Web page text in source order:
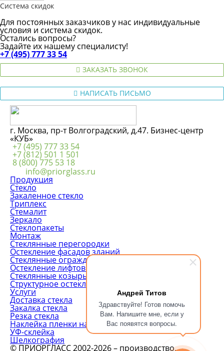
Андрей Титов
Здравствуйте! Готов помочь
Вам. Напишите мне, если у
Вас появятся вопросы.
Система скидок
Для постоянных заказчиков у нас индивидуальные
условия и система скидок.
Остались вопросы?
Задайте их нашему специалисту!
+7 (495) 777 33 54
ЗАКАЗАТЬ ЗВОНОК
НАПИСАТЬ ПИСЬМО
г. Москва, пр-т Волгоградский, д.47. Бизнес-центр
«КУБ»
+7 (495) 777 33 54
+7 (812) 501 1 501
8 (800) 775 53 18
info@priorglass.ru
Продукция
Стекло
Закаленное стекло
Триплекс
Стемалит
Зеркало
Стеклопакеты
Монтаж
Стеклянные перегородки
Остекление фасадов зданий
Стеклянные ограждения
Остекление лифтовых шахт
Стеклянные козырьки
Структурное остекление
Услуги
Доставка стекла
Закалка стекла
Резка стекла
Наклейка пленки на стекло
УФ-склейка
Шелкография
© ПРИОРГЛАСС 2002-2026 – производство,